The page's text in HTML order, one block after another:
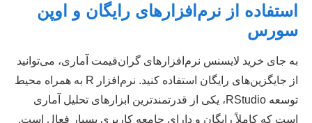
استفاده از نرم‌افزارهای رایگان و اوپن
سورس
به جای خرید لایسنس نرم‌افزارهای گران‌قیمت آماری، می‌توانید
از جایگزین‌های رایگان استفاده کنید. نرم‌افزار R به همراه محیط
توسعه RStudio، یکی از قدرتمندترین ابزارهای تحلیل آماری
است که کاملاً رایگان و دارای جامعه کاربری بسیار فعال است.